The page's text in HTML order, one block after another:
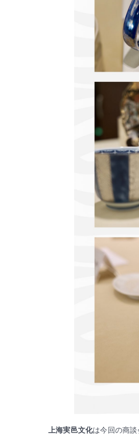
上海実邑文化は今回の商